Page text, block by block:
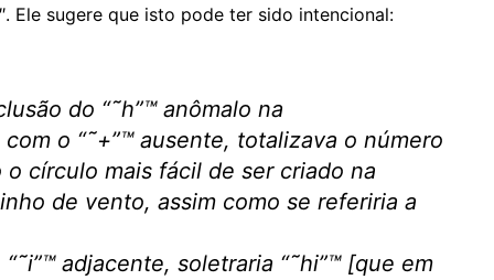
Ele sugere que isto pode ter sido intencional:
do “˜h”™ anômalo na
o “˜+”™ ausente, totalizava o número
círculo mais fácil de ser criado na
de vento, assim como se referiria a
adjacente, soletraria “˜hi”™ [que em